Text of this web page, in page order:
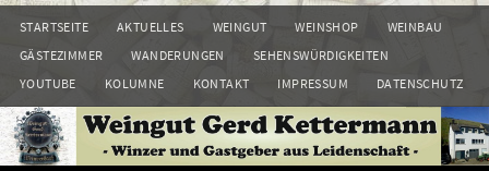
Zum
Inhalt
STARTSEITE AKTUELLES WEINGUT WEINSHOP
WEINBAU
GÄSTEZIMMER
WANDERUNGEN
SEHENSWÜRDIGKEITEN
YOUTUBE
KOLUMNE KONTAKT IMPRESSUM DATENSCHUTZ